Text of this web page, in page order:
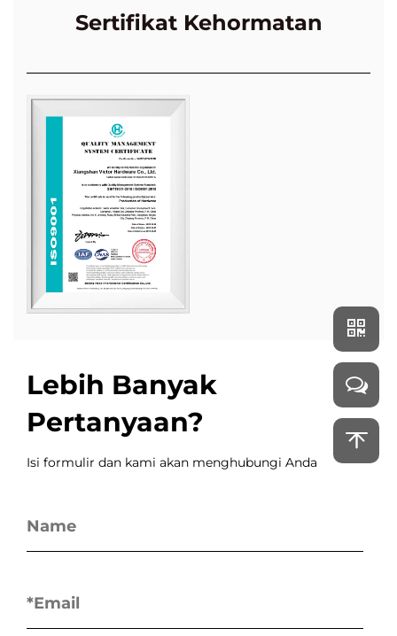
Sertifikat Kehormatan
Lebih Banyak
Pertanyaan?
Isi formulir dan kami akan menghubungi Anda